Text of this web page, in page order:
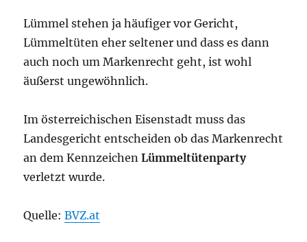
Lümmel stehen ja häufiger vor Gericht,
Lümmeltüten eher seltener und dass es dann
auch noch um Markenrecht geht, ist wohl
äußerst ungewöhnlich.
Im österreichischen Eisenstadt muss das
Landesgericht entscheiden ob das Markenrecht
an dem KennzeichenLümmeltütenparty
verletzt wurde.
Quelle:BVZ.at